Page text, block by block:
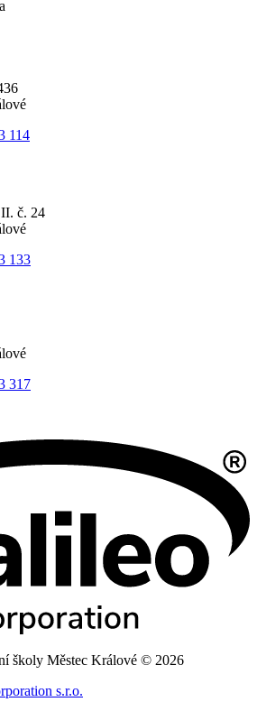
114
č. 24
133
317
školy Městec Králové © 2026
s.r.o.